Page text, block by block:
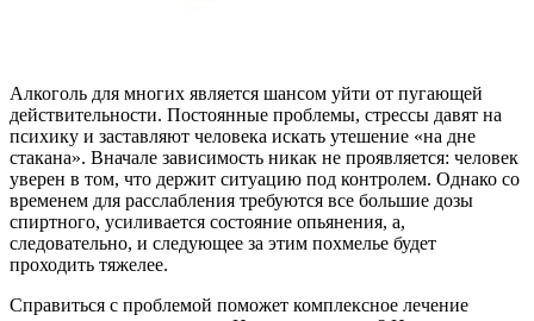
Алкоголь для многих является шансом уйти от пугающей
действительности. Постоянные проблемы, стрессы давят на
психику и заставляют человека искать утешение «на дне
стакана». Вначале зависимость никак не проявляется: человек
уверен в том, что держит ситуацию под контролем. Однако со
временем для расслабления требуются все большие дозы
спиртного, усиливается состояние опьянения, а,
следовательно, и следующее за этим похмелье будет
проходить тяжелее.
Справиться с проблемой поможет комплексное лечение